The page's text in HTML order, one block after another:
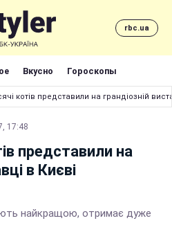
rbc.ua
Вкусно Гороскопы
котів представили на грандіозній
17:48
представили на
в Києві
найкращою, отримає дуже